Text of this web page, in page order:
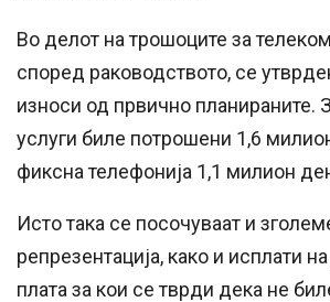
Во делот на трошоците за
според раководството, се
износи од првично планираните.
услуги биле потрошени 1,6
фиксна телефонија 1,1 милион
Исто така се посочуваат и
репрезентација, како и исплати
плата за кои се тврди дека не